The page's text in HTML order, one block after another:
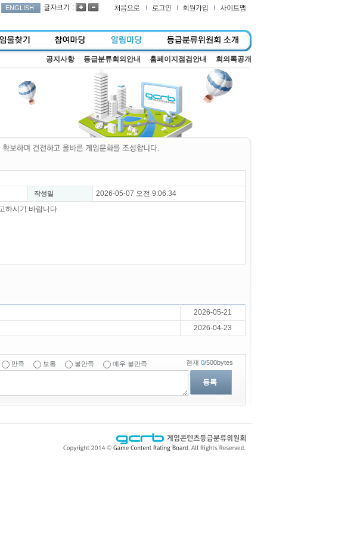
ENGLISH :
공지사항 등급분류회의안내 홈페이지점검안내 회의록공개
작성일
2026-05-07 오전 9:06:34
하시기 바랍니다.
2026-05-21
2026-04-23
만족 보통 불만족 매우 불만족
등록
현재 0/500bytes